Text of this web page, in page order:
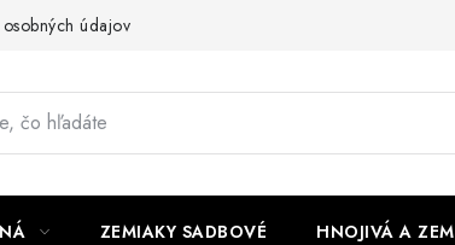
údajov
ZEMIAKY SADBOVÉ HNOJIVÁ A